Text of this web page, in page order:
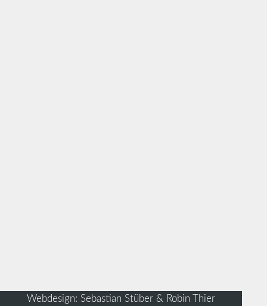
Webdesign: Sebastian Stüber & Robin Thier